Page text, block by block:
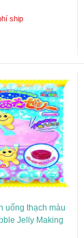
ship
uống thạch màu
Jelly Making